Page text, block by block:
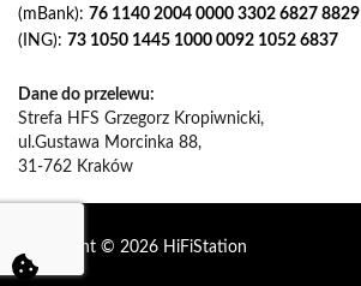
(mBank): 76 1140 2004 0000 3302 6827 8829
(ING): 73 1050 1445 1000 0092 1052 6837
Dane do przelewu:
Strefa HFS Grzegorz Kropiwnicki,
ul.Gustawa Morcinka 88,
31-762 Kraków
Copyright © 2026 HiFiStation